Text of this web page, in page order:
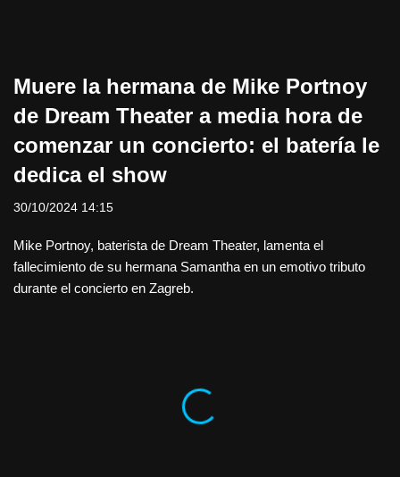
Muere la hermana de Mike Portnoy
de Dream Theater a media hora de
comenzar un concierto: el batería le
dedica el show
30/10/2024 14:15
Mike Portnoy, baterista de Dream Theater, lamenta el
fallecimiento de su hermana Samantha en un emotivo tributo
durante el concierto en Zagreb.